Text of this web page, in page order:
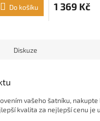
Do košíku 1 369 Kč
Diskuze
vašeho šatníku, nakupte
kvalita za nejlepší cenu je